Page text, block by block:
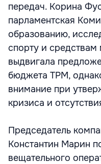
передач. Корина
парламентская
образованию,
спорту и
выдвигала
бюджета ТРМ,
внимание при
кризиса и
Председатель
Константин Марин
вещательного